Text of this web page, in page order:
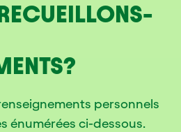
personnels
énumérées ci-dessous.